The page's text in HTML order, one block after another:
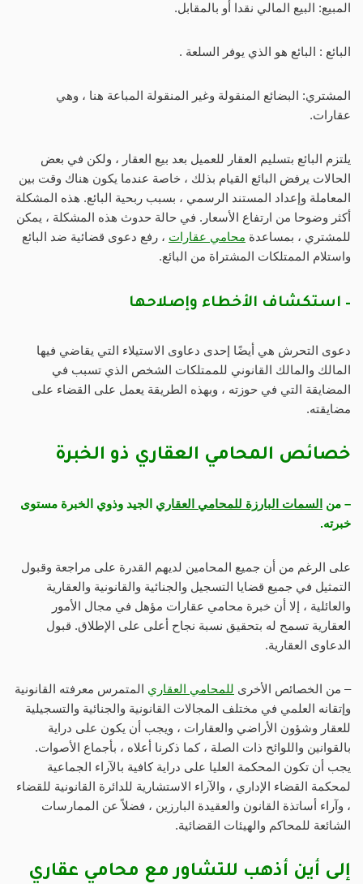
المبيع: البيع المالي نقدا أو بالمقابل.
البائع : البائع هو الذي يوفر السلعة .
المشتري: البضائع المنقولة وغير المنقولة المباعة هنا ، وهي
عقارات.
يلتزم البائع بتسليم العقار للعميل بعد بيع العقار ، ولكن في بعض
الحالات يرفض البائع القيام بذلك ، خاصة عندما يكون هناك وقت بين
المعاملة وإعداد المستند الرسمي ، بسبب ربحية البائع. هذه المشكلة
أكثر وضوحا من ارتفاع الأسعار. في حالة حدوث هذه المشكلة ، يمكن
للمشتري ، بمساعدة محامي عقارات ، رفع دعوى قضائية ضد البائع
واستلام الممتلكات المشتراة من البائع.
– استكشاف الأخطاء وإصلاحها
دعوى التحرش هي أيضًا إحدى دعاوى الاستيلاء التي يقاضي فيها
المالك والمالك القانوني للممتلكات الشخص الذي تسبب في
المضايقة التي في حوزته ، وبهذه الطريقة يعمل على القضاء على
مضايقته.
خصائص المحامي العقاري ذو الخبرة
– من السمات البارزة للمحامي العقاري الجيد وذوي الخبرة مستوى
خبرته.
على الرغم من أن جميع المحامين لديهم القدرة على مراجعة وقبول
التمثيل في جميع قضايا التسجيل والجنائية والقانونية والعقارية
والعائلية ، إلا أن خبرة محامي عقارات مؤهل في مجال الأمور
العقارية تسمح له بتحقيق نسبة نجاح أعلى على الإطلاق. قبول
الدعاوى العقارية.
– من الخصائص الأخرى للمحامي العقاري المتمرس معرفته القانونية
وإتقانه العلمي في مختلف المجالات القانونية والجنائية والتسجيلية
للعقار وشؤون الأراضي والعقارات ، ويجب أن يكون على دراية
بالقوانين واللوائح ذات الصلة ، كما ذكرنا أعلاه ، بأجماع الأصوات.
يجب أن تكون المحكمة العليا على دراية كافية بالآراء الجماعية
لمحكمة القضاء الإداري ، والآراء الاستشارية للدائرة القانونية للقضاء
، وآراء أساتذة القانون والعقيدة البارزين ، فضلاً عن الممارسات
الشائعة للمحاكم والهيئات القضائية.
إلى أين أذهب للتشاور مع محامي عقاري